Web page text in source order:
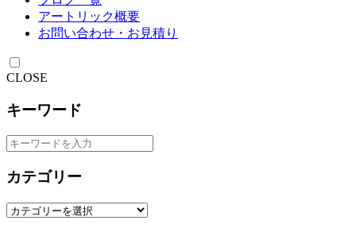
アートリック概要
お問い合わせ・お見積り
CLOSE
キーワード
カテゴリー